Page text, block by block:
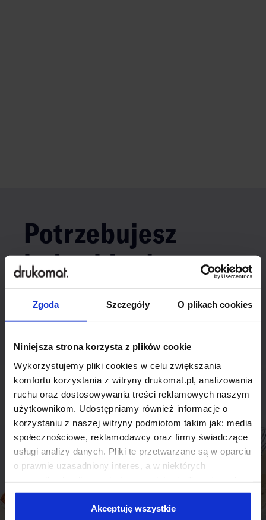
Zgoda Szczegóły O plikach cookies
Niniejsza strona korzysta z plików cookie
Wykorzystujemy pliki cookies w celu zwiększania
komfortu korzystania z witryny drukomat.pl, analizowania
ruchu oraz dostosowywania treści reklamowych naszym
użytkownikom. Udostępniamy również informacje o
korzystaniu z naszej witryny podmiotom takim jak: media
społecznościowe, reklamodawcy oraz firmy świadczące
usługi analizy danych. Pliki te przetwarzane są w oparciu
o prawnie uzasadniony interes, a w niektórych
Niektóre z plików cookies dostarczane i przetwarzane są
przez naszych zewnętrznych partnerów, z których listą
Akceptuję wszystkie
Potrzebujesz
indywidualnego
rozwiązania?
Odezwij się do nas, aby omówić
Skontaktuj się